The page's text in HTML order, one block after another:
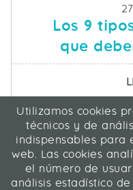
Los 9
que
ICA Informática y
C/ La
91
Utilizamos cookies
técnicos y de
indispensables para
web. Las cookies
el número de
análisis estadístico